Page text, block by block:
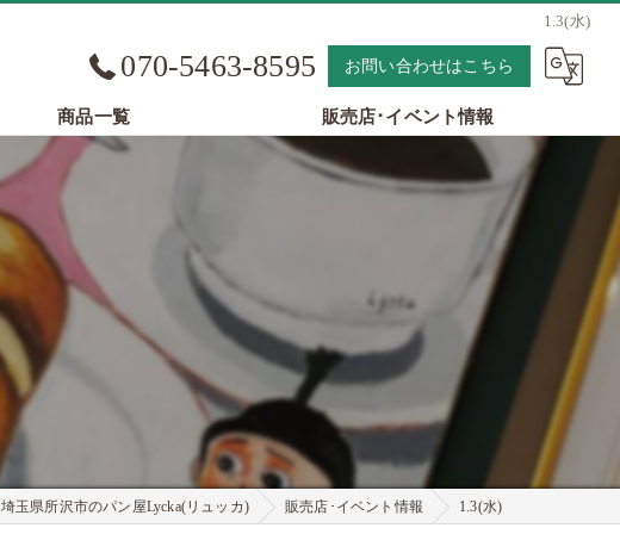
1.3(水)
070-5463-8595 お問い合わせはこちら
商品一覧 販売店･イベント情報
埼玉県所沢市のパン屋Lycka(リュッカ) 販売店･イベント情報 1.3(水)